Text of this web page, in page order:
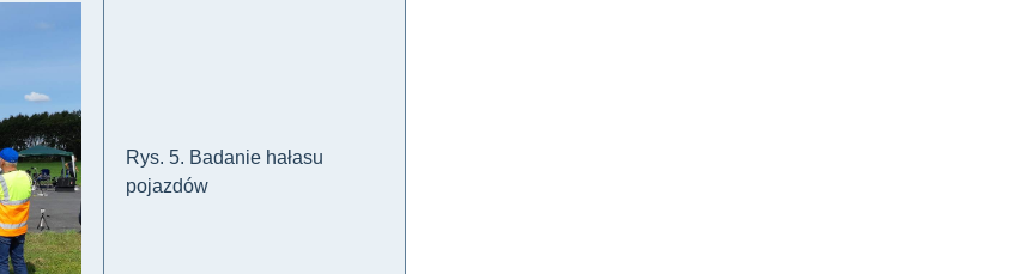
Rys. 5. Badanie hałasu
pojazdów